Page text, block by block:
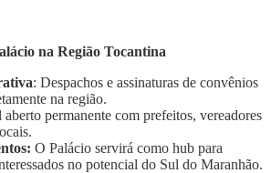
na Região Tocantina
: Despachos e assinaturas de convênios
na região.
aberto permanente com prefeitos, vereadores
O Palácio servirá como hub para
no potencial do Sul do Maranhão.